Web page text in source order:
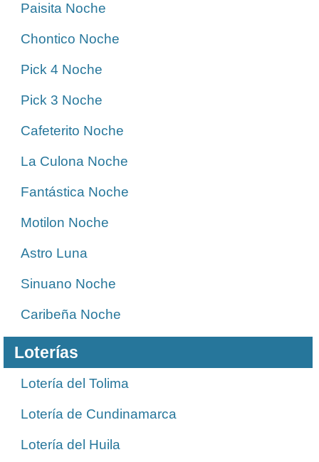
Paisita Noche
Chontico Noche
Pick 4 Noche
Pick 3 Noche
Cafeterito Noche
La Culona Noche
Fantástica Noche
Motilon Noche
Astro Luna
Sinuano Noche
Caribeña Noche
Loterías
Lotería del Tolima
Lotería de Cundinamarca
Lotería del Huila